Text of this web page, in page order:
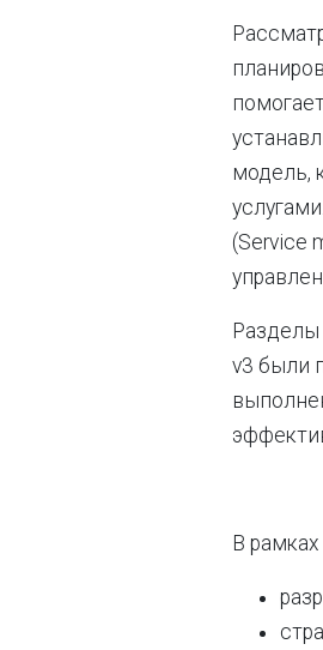
модель,
(Service
Разделы
v3 были
В